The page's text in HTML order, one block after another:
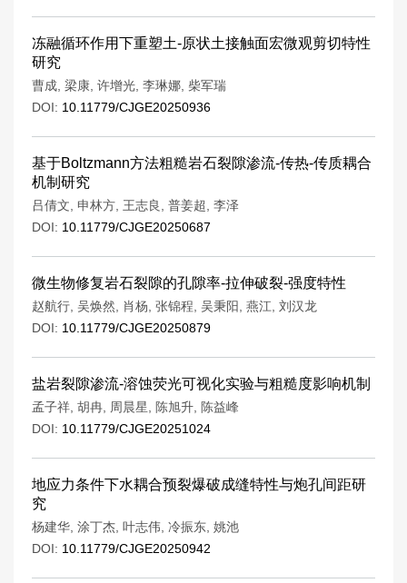
冻融循环作用下重塑土-原状土接触面宏微观剪切特性
研究
曹成 梁康 许增光 李琳娜 柴军瑞
DOI: 10.11779/CJGE20250936
基于Boltzmann方法粗糙岩石裂隙渗流-传热-传质耦合
机制研究
吕倩文 申林方 王志良 普姜超
李泽
DOI: 10.11779/CJGE20250687
微生物修复岩石裂隙的孔隙率-拉伸破裂-强度特性
赵航行 吴焕然 肖杨 张锦程 吴秉阳 燕江 刘汉龙
DOI: 10.11779/CJGE20250879
盐岩裂隙渗流-溶蚀荧光可视化实验与粗糙度影响机制
孟子祥 胡冉 周晨星 陈旭升
陈益峰
DOI: 10.11779/CJGE20251024
地应力条件下水耦合预裂爆破成缝特性与炮孔间距研
究
杨建华 涂丁杰 叶志伟 冷振东 姚池
DOI: 10.11779/CJGE20250942